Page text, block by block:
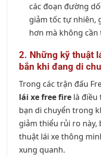
các đoạn đường
giảm tốc tự nhiên,
hơn mà không
2. Những kỹ thuật
bắn khi đang di
Trong các trận đấu
lái xe free fire là điều
bạn di chuyển trong
giảm thiểu rủi ro này,
thuật lái xe thông
xung quanh.